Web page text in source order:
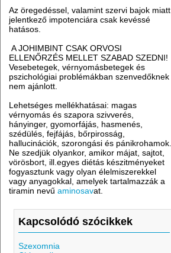
Az öregedéssel, valamint szervi bajok miatt
jelentkező impotenciára csak kevéssé
hatásos.
A JOHIMBINT CSAK ORVOSI
ELLENŐRZÉS MELLET SZABAD SZEDNI!
Vesebetegek, vérnyomásbetegek és
pszichológiai problémákban szenvedőknek
nem ajánlott.
Lehetséges mellékhatásai: magas
vérnyomás és szapora szivverés,
hányinger, gyomorfájás, hasmenés,
szédülés, fejfájás, bőrpirosság,
hallucinációk, szorongási és pánikrohamok.
Ne szedjük olyankor, amikor májat, sajtot,
vörösbort, ill.egyes diétás készitményeket
fogyasztunk vagy olyan élelmiszerekkel
vagy anyagokkal, amelyek tartalmazzák a
tiramin nevűaminosavat.
Kapcsolódó szócikkek
Szexomnia